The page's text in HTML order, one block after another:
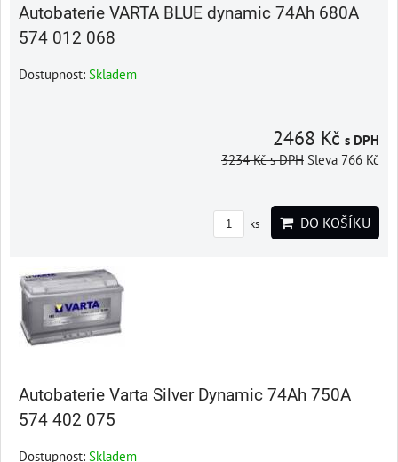
Autobaterie VARTA BLUE dynamic 74Ah 680A
574 012 068
Dostupnost: Skladem
2468 Kč s DPH
3234 Kčs DPH Sleva 766 Kč
ks DO KOŠÍKU
Autobaterie Varta Silver Dynamic 74Ah 750A
574 402 075
Dostupnost: Skladem